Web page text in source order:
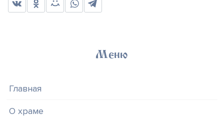
Меню
Главная
О храме